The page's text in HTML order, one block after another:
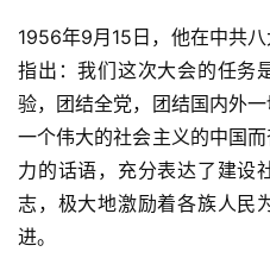
1956年9月15日，他在中共
指出：我们这次大会的任务
验，团结全党，团结国内外
一个伟大的社会主义的中国
力的话语，充分表达了建设
志，极大地激励着各族人民
进。